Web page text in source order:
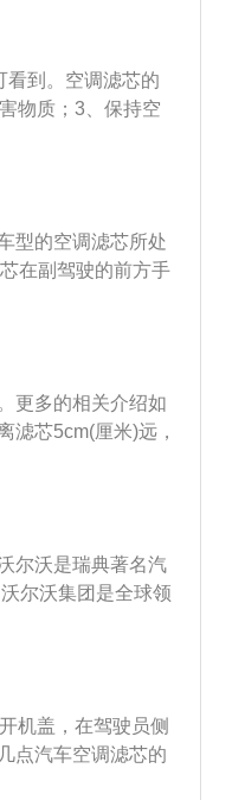
看到。空调滤芯的
物质；3、保持空
质。沃尔沃s60的
汽车的行驶环境来
。在空气质量较差
型的空调滤芯所处
在副驾驶的前方手
箱底部有两颗螺
。4、拆完保险盒
调滤芯了。沃尔
瑞典哥德堡创建。
汽车公司。2010
车业务，并获得沃
）制造厂SKF，
部门经理。由于两
SKF的董事会，借
更多的相关介绍如
滤芯5cm(厘米)远，
调的滤芯非常容
达到滤化、净化空
给车内乘用人员良
尔沃是瑞典著名汽
尔沃集团是全球领
设备、船舶和工业
等方面全面提升，
间融入众多人性化
车载交互系统等安
机盖，在驾驶员侧
点汽车空调滤芯的
。2、能分隔空气